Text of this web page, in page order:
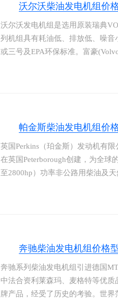
沃尔沃柴油发电机组价
沃尔沃发电机组是选用原装瑞典
列机组具有耗油低、排放低、噪
或三号及EPA环保标准。富豪
帕金斯柴油发电机组价
英国Perkins（珀金斯）发动机有
在英国Peterborough创建，为全球
至2800hp）功率非公路用柴油及
奔驰柴油发电机组价格
奔驰系列柴油发电机组引进德国
中法合资利莱森玛、麦格特等优
牌产品，经受了历史的考验。世